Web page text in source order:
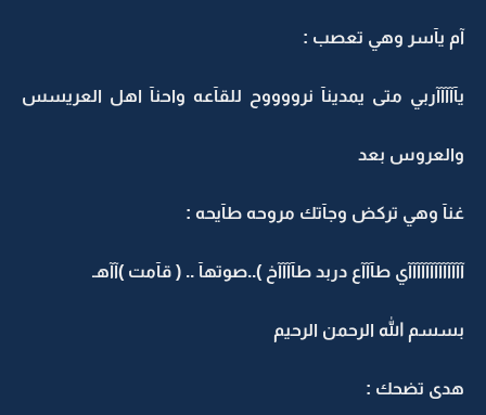
آم يآسر وهي تعصب :
يآآآآآربي متى يمدينآ نرووووح للقآعه واحنآ اهل العريسس
والعروس بعد
غنآ وهي تركض وجآتك مروحه طآيحه :
آآآآآآآآآآآآآي طآآآع دربد طآآآآخ )..صوتهآ .. ( قآمت )آآهـ
بسسم الله الرحمن الرحيم
هدى تضحك :